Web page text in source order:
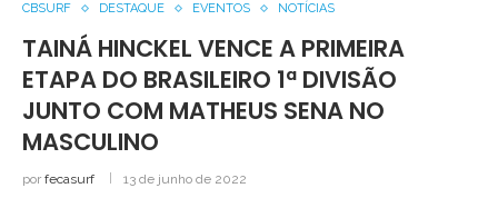
CBSURF DESTAQUE EVENTOS NOTÍCIAS
TAINÁ HINCKEL VENCE A PRIMEIRA
ETAPA DO BRASILEIRO 1ª DIVISÃO
JUNTO COM MATHEUS SENA NO
MASCULINO
por fecasurf 13 de junho de 2022